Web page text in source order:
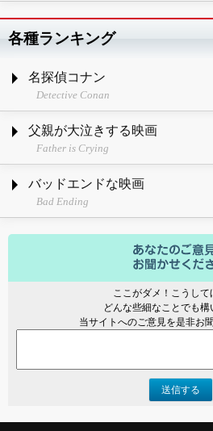
各種ランキング
名探偵コナン
Detective Conan
父親が大泣きする映画
Father is Crying
バッドエンドな映画
Bad Ending
ここがダメ！こうして
どんな些細なことでも構
当サイトへのご意見を是非お
送信する